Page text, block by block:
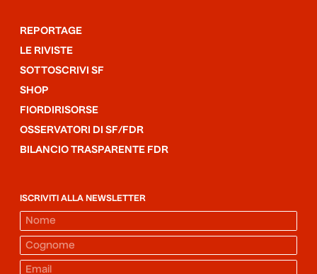
REPORTAGE
LE RIVISTE
SOTTOSCRIVI SF
SHOP
FIORDIRISORSE
OSSERVATORI DI SF/FDR
BILANCIO TRASPARENTE FDR
ISCRIVITI ALLA NEWSLETTER